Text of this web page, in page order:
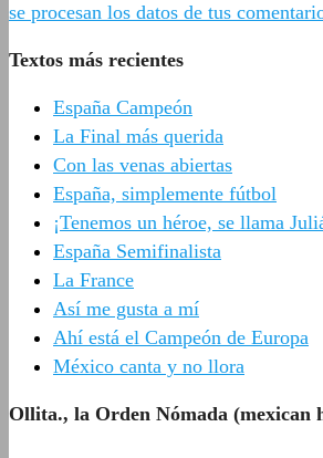
se procesan los datos de tus
Textos más recientes
España Campeón
La Final más querida
Con las venas abiertas
España, simplemente fútbol
¡Tenemos un héroe, se llama
España Semifinalista
La France
Así me gusta a mí
Ahí está el Campeón de Europa
México canta y no llora
Ollita., la Orden Nómada (mexican